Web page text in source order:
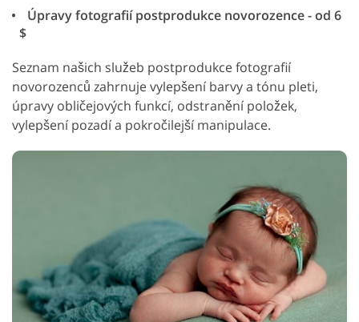
Úpravy fotografií postprodukce novorozence - od 6
$
Seznam našich služeb postprodukce fotografií
novorozenců zahrnuje vylepšení barvy a tónu pleti,
úpravy obličejových funkcí, odstranění položek,
vylepšení pozadí a pokročilejší manipulace.